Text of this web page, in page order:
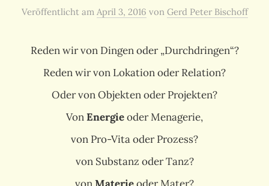
Veröffentlicht am April 3, 2016 von Gerd Peter Bischoff
Reden wir von Dingen oder „Durchdringen“?
Reden wir von Lokation oder Relation?
Oder von Objekten oder Projekten?
VonEnergieoder Menagerie,
von Pro-Vita oder Prozess?
von Substanz oder Tanz?